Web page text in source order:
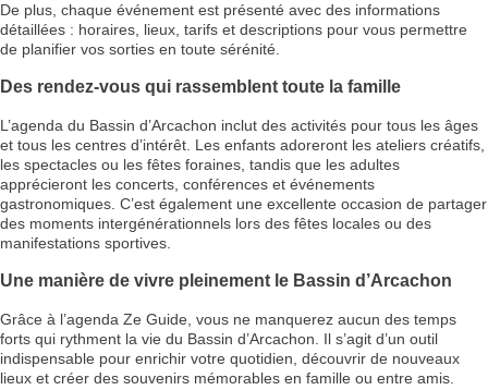
De plus, chaque événement est présenté avec des informations
détaillées : horaires, lieux, tarifs et descriptions pour vous permettre
de planifier vos sorties en toute sérénité.
Des rendez-vous qui rassemblent toute la famille
L’agenda du Bassin d’Arcachon inclut des activités pour tous les âges
et tous les centres d’intérêt. Les enfants adoreront les ateliers créatifs,
les spectacles ou les fêtes foraines, tandis que les adultes
apprécieront les concerts, conférences et événements
gastronomiques. C’est également une excellente occasion de partager
des moments intergénérationnels lors des fêtes locales ou des
manifestations sportives.
Une manière de vivre pleinement le Bassin d’Arcachon
Grâce à l’agenda Ze Guide, vous ne manquerez aucun des temps
forts qui rythment la vie du Bassin d’Arcachon. Il s’agit d’un outil
indispensable pour enrichir votre quotidien, découvrir de nouveaux
lieux et créer des souvenirs mémorables en famille ou entre amis.